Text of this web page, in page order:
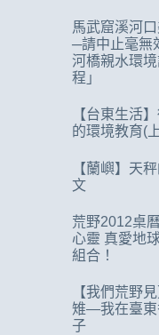
馬武窟溪河
─請中止毫無
河橋親水環
程」
【台東生活
的環境教育(
【蘭嶼】天
文
荒野2012桌
心靈 真愛地
組合！
【我們荒野
雉—我在臺東
子